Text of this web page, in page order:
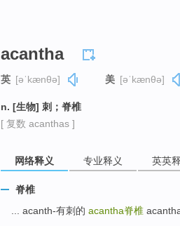
acantha
英 [əˈkænθə] 美 [əˈkænθə]
n. [生物] 刺；脊椎
[ 复数 acanthas ]
网络释义 专业释义 英英
脊椎
... acanth-有刺的 acantha脊椎